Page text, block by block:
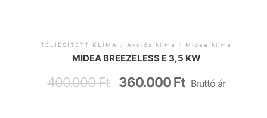
TÉLIESÍTETT KLÍMA / Akciós klíma / Midea klíma
MIDEA BREEZELESS E 3,5 KW
400.000Ft 360.000Ft Bruttó ár